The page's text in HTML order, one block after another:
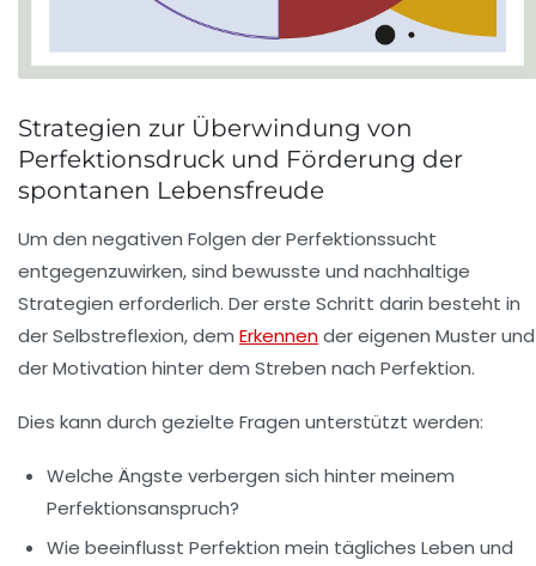
Strategien zur Überwindung von
Perfektionsdruck und Förderung der
spontanen Lebensfreude
Um den negativen Folgen der Perfektionssucht
entgegenzuwirken, sind bewusste und nachhaltige
Strategien erforderlich. Der erste Schritt darin besteht in
der Selbstreflexion, dem Erkennender eigenen Muster und
der Motivation hinter dem Streben nach Perfektion.
Dies kann durch gezielte Fragen unterstützt werden:
Welche Ängste verbergen sich hinter meinem
Perfektionsanspruch?
Wie beeinflusst Perfektion mein tägliches Leben und